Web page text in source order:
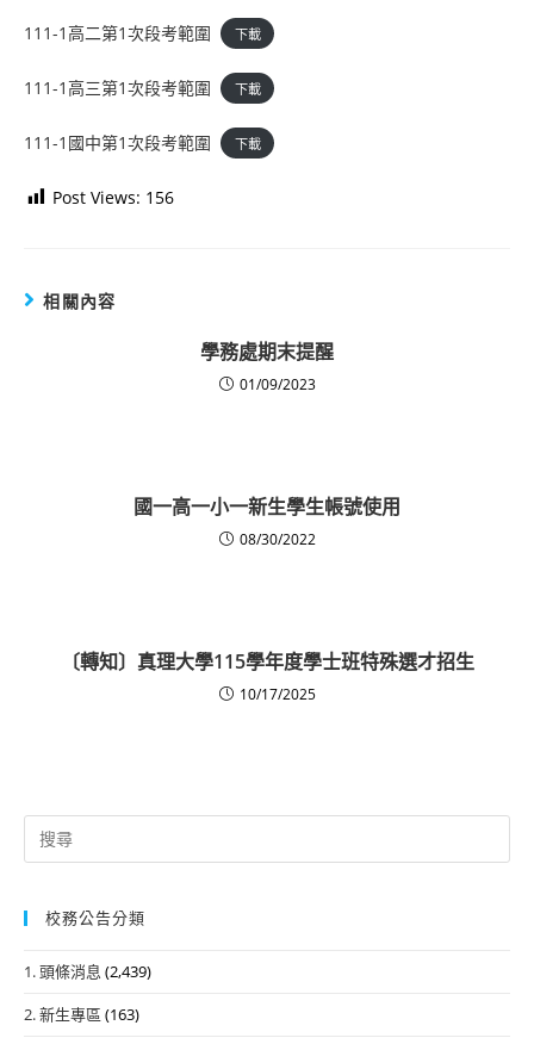
111-1高二第1次段考範圍 下載
111-1高三第1次段考範圍 下載
111-1國中第1次段考範圍 下載
Post Views: 156
相關內容
學務處期末提醒
01/09/2023
國一高一小一新生學生帳號使用
08/30/2022
〔轉知〕真理大學115學年度學士班特殊選才招生
10/17/2025
Search
for:
校務公告分類
1. 頭條消息 (2,439)
2. 新生專區 (163)